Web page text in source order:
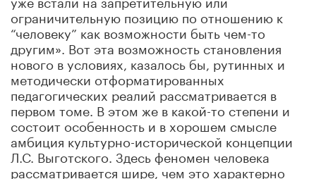
ограничительную позицию по отношению к
“человеку” как возможности быть чем-то
другим». Вот эта возможность становления
нового в условиях, казалось бы, рутинных и
методически отформатированных
педагогических реалий рассматривается в
первом томе. В этом же в какой-то степени и
состоит особенность и в хорошем смысле
амбиция культурно-исторической концепции
Л.С. Выготского. Здесь феномен человека
рассматривается шире, чем это характерно